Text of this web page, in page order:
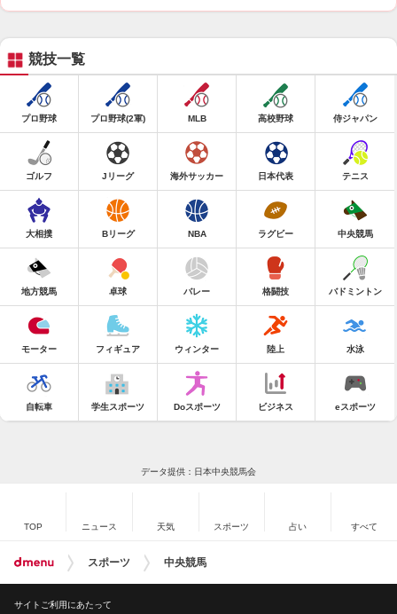
競技一覧
プロ野球 プロ野球(2軍) MLB 高校野球 侍ジャパン
ゴルフ Jリーグ 海外サッカー 日本代表 テニス
大相撲 Bリーグ NBA ラグビー 中央競馬
地方競馬 卓球 バレー 格闘技 バドミントン
モーター フィギュア ウィンター 陸上 水泳
自転車 学生スポーツ Doスポーツ ビジネス eスポーツ
データ提供：日本中央競馬会
TOP ニュース 天気 スポーツ 占い すべて
スポーツ 中央競馬
サイトご利用にあたって